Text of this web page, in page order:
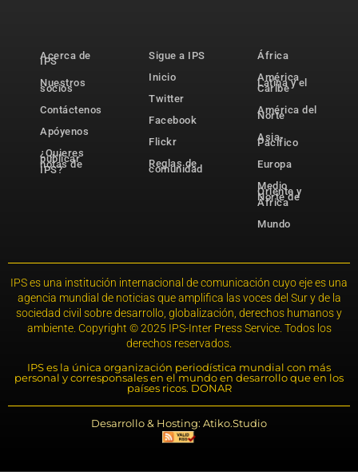
Acerca de
IPS
Nuestros
socios
Contáctenos
Apóyenos
¿Quieres
publicar
notas de
IPS?
Sigue a IPS
Inicio
Twitter
Facebook
Flickr
Reglas de
comunidad
África
América
Latina y el
Caribe
América del
Norte
Asia-
Pacífico
Europa
Medio
Oriente y
Norte de
África
Mundo
IPS es una institución internacional de comunicación cuyo eje es una
agencia mundial de noticias que amplifica las voces del Sur y de la
sociedad civil sobre desarrollo, globalización, derechos humanos y
ambiente. Copyright © 2025 IPS-Inter Press Service. Todos los
derechos reservados.
IPS es la única organización periodística mundial con más
personal y corresponsales en el mundo en desarrollo que en los
países ricos. DONAR
Desarrollo & Hosting: Atiko.Studio